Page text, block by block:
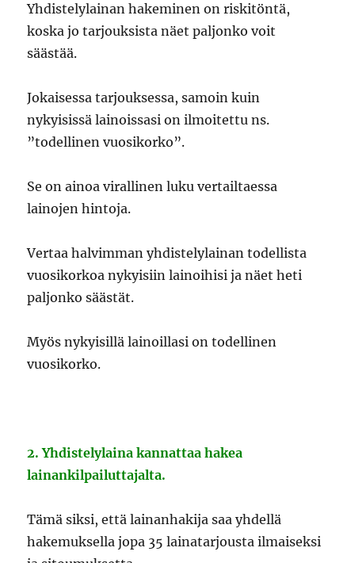
Yhdistelylainan hakeminen on riskitöntä,
koska jo tarjouksista näet paljonko voit
säästää.
Jokaisessa tarjouksessa, samoin kuin
nykyisissä lainoissasi on ilmoitettu ns.
”todellinen vuosikorko”.
Se on ainoa virallinen luku vertailtaessa
lainojen hintoja.
Vertaa halvimman yhdistelylainan todellista
vuosikorkoa nykyisiin lainoihisi ja näet heti
paljonko säästät.
Myös nykyisillä lainoillasi on todellinen
vuosikorko.
2. Yhdistelylaina kannattaa hakea
lainankilpailuttajalta.
Tämä siksi, että lainanhakija saa yhdellä
hakemuksella jopa 35 lainatarjousta ilmaiseksi